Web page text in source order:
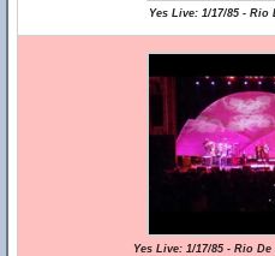
Yes Live: 1/17/85 -
Yes Live: 1/17/85 - Rio